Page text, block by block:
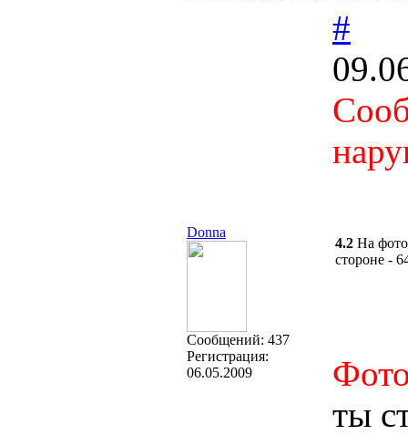
Donna
Cообщений: 437
Регистрация:
06.05.2009
#
4.2 На
стороне -
ты